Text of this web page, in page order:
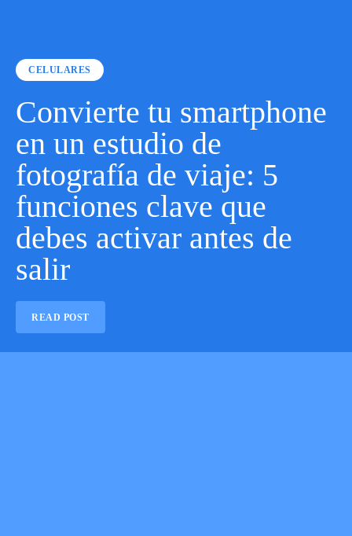
CELULARES
Convierte tu smartphone
en un estudio de
fotografía de viaje: 5
funciones clave que
debes activar antes de
salir
READ POST